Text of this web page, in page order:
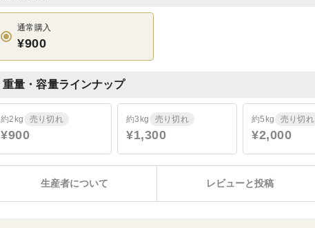
通常購入
¥900
重量・容量ラインナップ
約2kg 売り切れ
¥900
約3kg 売り切れ
¥1,300
約5kg 売り切れ
¥2,000
レビューと投稿
生産者について